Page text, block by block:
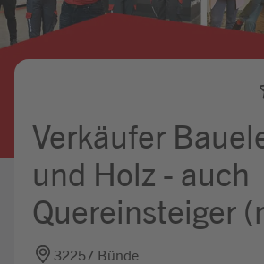
Ausbildung &
Praktikum &
Mein
Verkäufer
und Holz - auch
Quereinsteiger
32257 Bünde